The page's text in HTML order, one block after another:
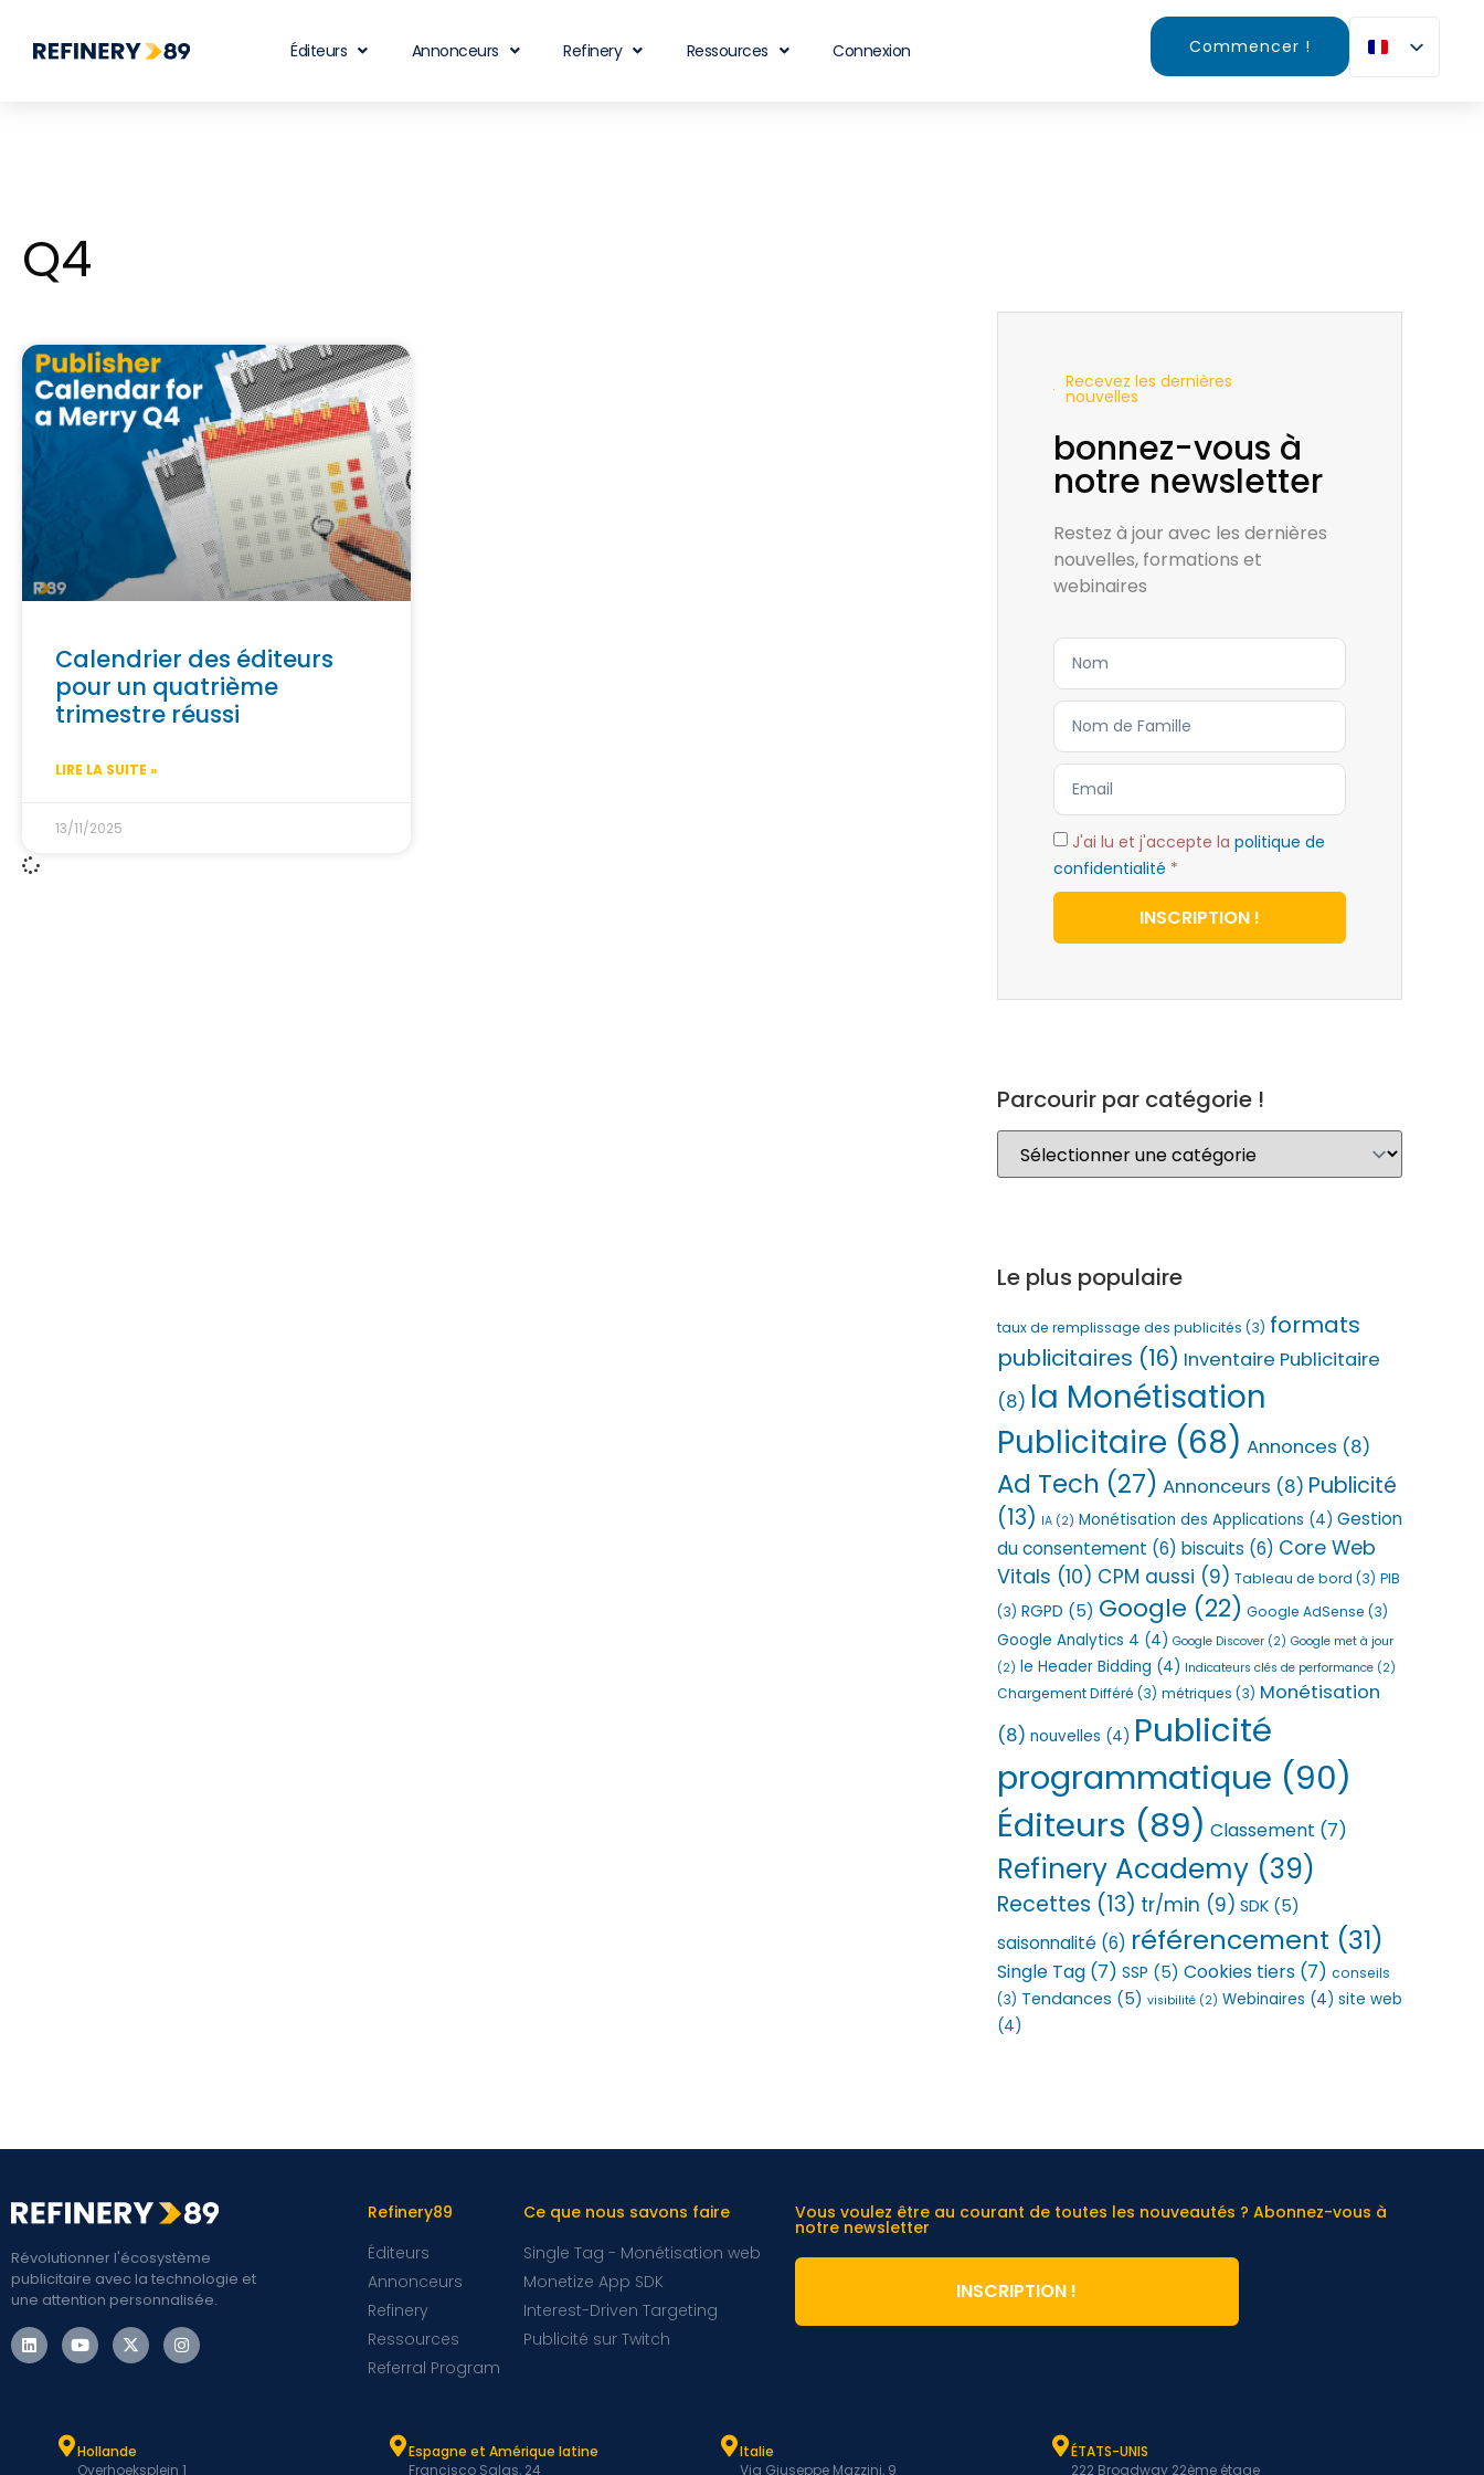
Éditeurs Annonceurs Refinery Ressources Connexion Commencer !
Q4
Calendrier des éditeurs
pour un quatrième
trimestre réussi
LIRE LA SUITE »
13/11/2025
Recevez les dernières
nouvelles
bonnez-vous à
notre newsletter
Restez à jour avec les dernières
nouvelles, formations et
webinaires
J'ai lu et j'accepte la politique de
confidentialité *
INSCRIPTION !
Parcourir par catégorie !
Le plus populaire
taux de remplissage des publicités (3) formats
publicitaires (16) Inventaire Publicitaire
(8) la Monétisation
Publicitaire (68) Annonces (8)
Ad Tech (27) Annonceurs (8) Publicité
(13) IA (2) Monétisation des Applications (4) Gestion
du consentement (6) biscuits (6) Core Web
Vitals (10) CPM aussi (9) Tableau de bord (3) PIB
(3) RGPD (5) Google (22) Google AdSense (3)
Google Analytics 4 (4) Google Discover (2) Google met à jour
(2) le Header Bidding (4) Indicateurs clés de performance (2)
Chargement Différé (3) métriques (3) Monétisation
(8) nouvelles (4) Publicité
programmatique (90)
Éditeurs (89) Classement (7)
Refinery Academy (39)
Recettes (13) tr/min (9) SDK (5)
saisonnalité (6) référencement (31)
Single Tag (7) SSP (5) Cookies tiers (7) conseils
(3) Tendances (5) visibilité (2) Webinaires (4) site web
(4)
Révolutionner l'écosystème
publicitaire avec la technologie et
une attention personnalisée.
Refinery89
Éditeurs
Annonceurs
Refinery
Ressources
Referral Program
Ce que nous savons faire
Single Tag - Monétisation web
Monetize App SDK
Interest-Driven Targeting
Publicité sur Twitch
Vous voulez être au courant de toutes les nouveautés ? Abonnez-vous à
notre newsletter
INSCRIPTION !
Hollande
Overhoeksplein 1
Espagne et Amérique latine
Francisco Salas, 24
Italie
Via Giuseppe Mazzini, 9
ÉTATS-UNIS
222 Broadway 22ème étage